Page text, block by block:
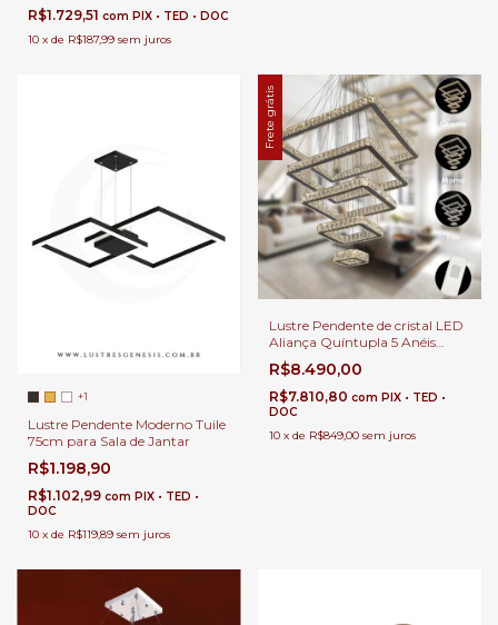
R$1.729,51 com PIX • TED • DOC
10 x de R$187,99 sem juros
+1
Lustre Pendente Moderno Tuile
75cm para Sala de Jantar
R$1.198,90
R$1.102,99 com PIX • TED •
DOC
10 x de R$119,89 sem juros
Frete grátis
Lustre Pendente de cristal LED
Aliança Quíntupla 5 Anéis
Quadrados para Pé Direito
Duplo e Alto.
R$8.490,00
R$7.810,80 com PIX • TED •
DOC
10 x de R$849,00 sem juros